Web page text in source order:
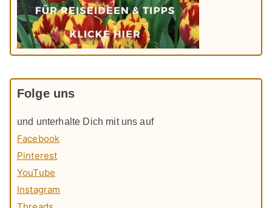
Folge uns
und unterhalte Dich mit uns auf
Facebook
Pinterest
YouTube
Instagram